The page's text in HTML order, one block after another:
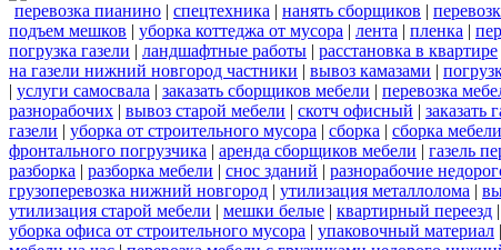
перевозка пианино | спецтехника | нанять сборщиков |
подъем мешков | уборка коттеджа от мусора | лента | пленка |
погрузка газели | ландшафтные работы | расстановка в квартире
на газели нижний новгород частники | вывоз камазами |
| услуги самосвала | заказать сборщиков мебели | перевозка
разнорабочих | вывоз старой мебели | скотч офисный | заказать
газели | уборка от строительного мусора | сборка | сборка мебели
фронтального погрузчика | аренда сборщиков мебели | газель
разборка | разборка мебели | снос зданий | разнорабочие
грузоперевозка нижний новгород | утилизация металлолома |
утилизация старой мебели | мешки белые | квартирный переезд |
уборка офиса от строительного мусора | упаковочный материал |